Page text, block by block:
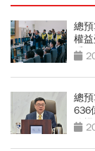
總
權
看
總
636
給